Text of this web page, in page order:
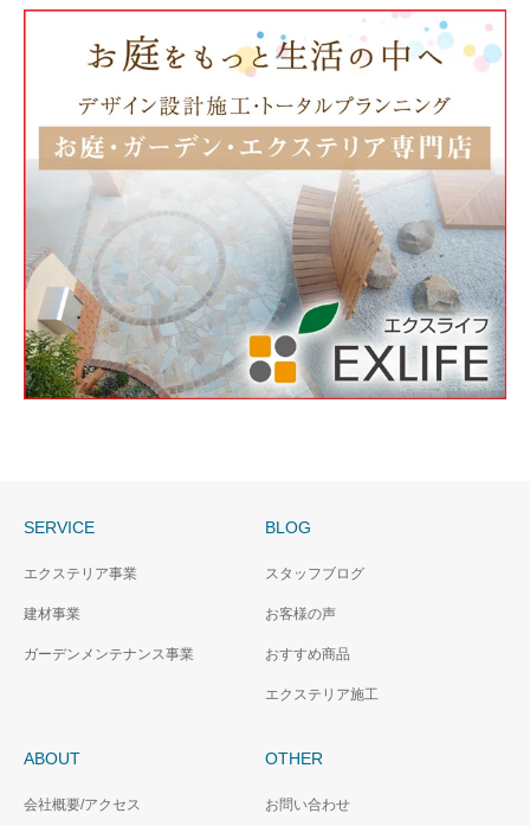
SERVICE
エクステリア事業
建材事業
ガーデンメンテナンス事業
BLOG
スタッフブログ
お客様の声
おすすめ商品
エクステリア施工
ABOUT
会社概要/アクセス
OTHER
お問い合わせ